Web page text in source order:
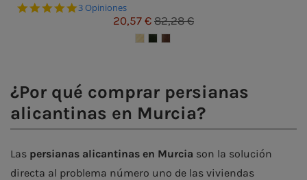
5.0 star rating
3 Opiniones
20,57 € 82,28 €
¿Por qué comprar persianas
alicantinas en Murcia?
Las persianas alicantinas en Murcia son la solución
directa al problema número uno de las viviendas